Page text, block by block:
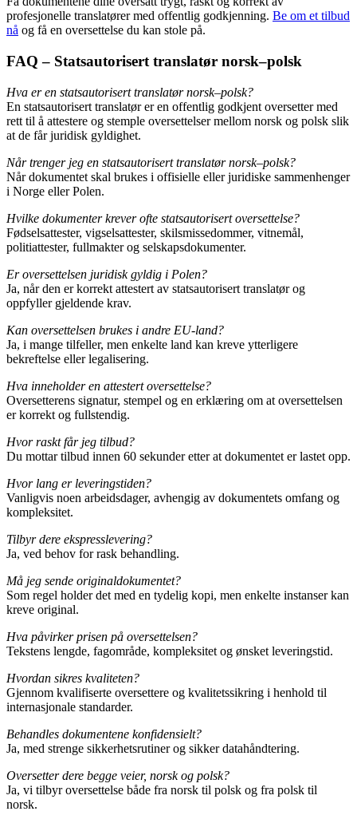
profesjonelle translatører med offentlig godkjenning. Be om et tilbud
nå og få en oversettelse du kan stole på.
FAQ – Statsautorisert translatør norsk–polsk
Hva er en statsautorisert translatør norsk–polsk?
En statsautorisert translatør er en offentlig godkjent oversetter med
rett til å attestere og stemple oversettelser mellom norsk og polsk slik
at de får juridisk gyldighet.
Når trenger jeg en statsautorisert translatør norsk–polsk?
Når dokumentet skal brukes i offisielle eller juridiske sammenhenger
i Norge eller Polen.
Hvilke dokumenter krever ofte statsautorisert oversettelse?
Fødselsattester, vigselsattester, skilsmissedommer, vitnemål,
politiattester, fullmakter og selskapsdokumenter.
Er oversettelsen juridisk gyldig i Polen?
Ja, når den er korrekt attestert av statsautorisert translatør og
oppfyller gjeldende krav.
Kan oversettelsen brukes i andre EU-land?
Ja, i mange tilfeller, men enkelte land kan kreve ytterligere
bekreftelse eller legalisering.
Hva inneholder en attestert oversettelse?
Oversetterens signatur, stempel og en erklæring om at oversettelsen
er korrekt og fullstendig.
Hvor raskt får jeg tilbud?
Du mottar tilbud innen 60 sekunder etter at dokumentet er lastet opp.
Hvor lang er leveringstiden?
Vanligvis noen arbeidsdager, avhengig av dokumentets omfang og
kompleksitet.
Tilbyr dere ekspresslevering?
Ja, ved behov for rask behandling.
Må jeg sende originaldokumentet?
Som regel holder det med en tydelig kopi, men enkelte instanser kan
kreve original.
Hva påvirker prisen på oversettelsen?
Tekstens lengde, fagområde, kompleksitet og ønsket leveringstid.
Hvordan sikres kvaliteten?
Gjennom kvalifiserte oversettere og kvalitetssikring i henhold til
internasjonale standarder.
Behandles dokumentene konfidensielt?
Ja, med strenge sikkerhetsrutiner og sikker datahåndtering.
Oversetter dere begge veier, norsk og polsk?
Ja, vi tilbyr oversettelse både fra norsk til polsk og fra polsk til
norsk.